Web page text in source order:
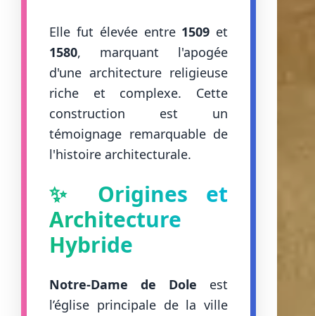
Elle fut élevée entre 1509 et
1580, marquant l'apogée
d'une architecture religieuse
riche et complexe. Cette
construction est un
témoignage remarquable de
l'histoire architecturale.
✨ Origines et
Architecture
Hybride
Notre-Dame de Dole est
l’église principale de la ville